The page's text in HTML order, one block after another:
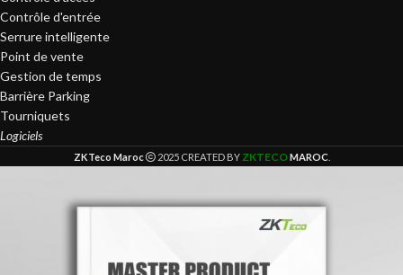
Contrôle d'entrée
Serrure intelligente
Point de vente
Gestion de temps
Barrière Parking
Tourniquets
Logiciels
ZKTeco Maroc 2025 CREATED BY ZKTECOMAROC.